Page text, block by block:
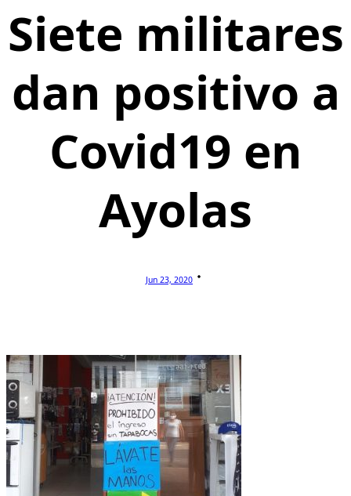
Siete militares
dan positivo a
Covid19 en
Ayolas
Jun 23, 2020